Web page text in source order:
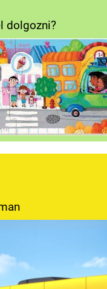
dolgozni?